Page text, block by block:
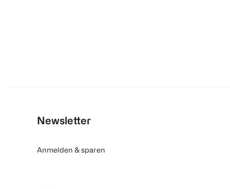
Newsletter
Anmelden & sparen